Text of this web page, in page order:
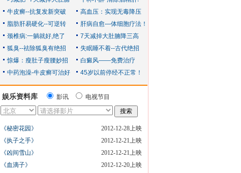
娱乐资料库 影讯 电视节目
《秘密花园》
2012-12-28上映
《执子之手》
2012-12-21上映
《凶间雪山》
2012-12-21上映
《血滴子》
2012-12-20上映